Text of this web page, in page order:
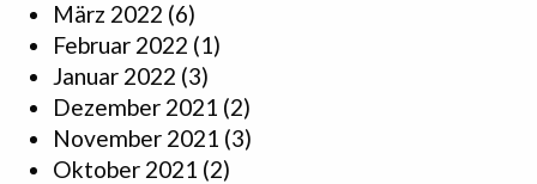
März 2022 (6)
Februar 2022 (1)
Januar 2022 (3)
Dezember 2021 (2)
November 2021 (3)
Oktober 2021 (2)